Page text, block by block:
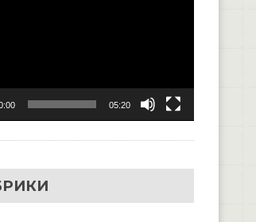
05:20